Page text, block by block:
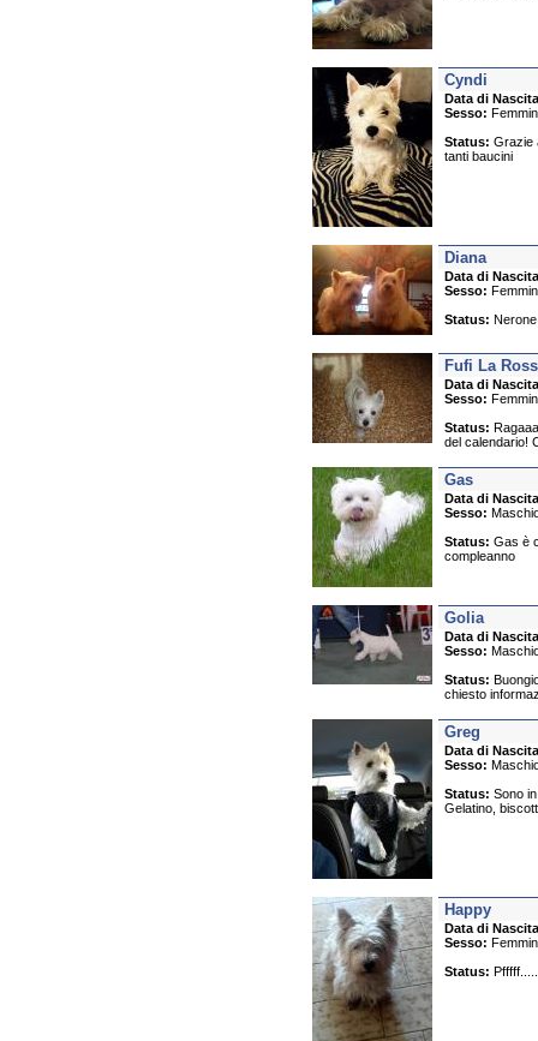
Cyndi
Data di
Sesso:
Status: Grazie
tanti baucini
Diana
Data di
Sesso:
Status:
Fufi La
Data di
Sesso:
Status:
del calendario!
Gas
Data di
Sesso:
Status: Gas è
compleanno
Golia
Data di
Sesso:
Status:
chiesto
Greg
Data di
Sesso:
Status: Sono
Gelatino,
Happy
Data di
Sesso:
Status: